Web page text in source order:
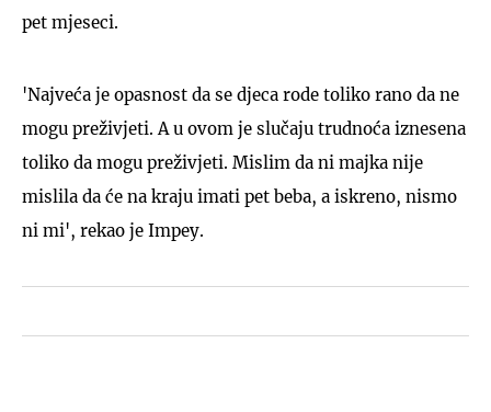
pet mjeseci.
'Najveća je opasnost da se djeca rode toliko rano da ne
mogu preživjeti. A u ovom je slučaju trudnoća iznesena
toliko da mogu preživjeti. Mislim da ni majka nije
mislila da će na kraju imati pet beba, a iskreno, nismo
ni mi', rekao je Impey.